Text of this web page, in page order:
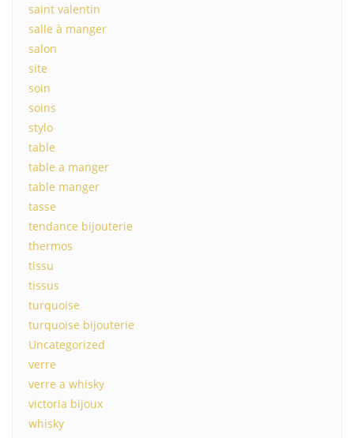
saint valentin
salle à manger
salon
site
soin
soins
stylo
table
table a manger
table manger
tasse
tendance bijouterie
thermos
tissu
tissus
turquoise
turquoise bijouterie
Uncategorized
verre
verre a whisky
victoria bijoux
whisky